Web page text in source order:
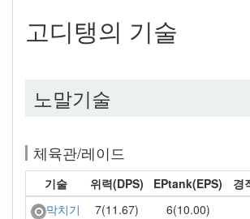
고디탱의 기술
노말기술
체육관/레이드
기술 위력(DPS) EPtank(EPS)
경
막치기
7(11.67) 6(10.00)